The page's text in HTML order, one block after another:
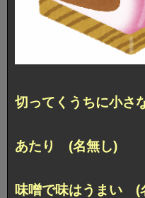
切ってくうちに小
あたり (名無し)
味噌で味はうまい (